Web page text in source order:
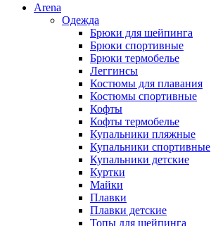
Arena
Одежда
Брюки для шейпинга
Брюки спортивные
Брюки термобелье
Леггинсы
Костюмы для плавания
Костюмы спортивные
Кофты
Кофты термобелье
Купальники пляжные
Купальники спортивные
Купальники детские
Куртки
Майки
Плавки
Плавки детские
Топы для шейпинга